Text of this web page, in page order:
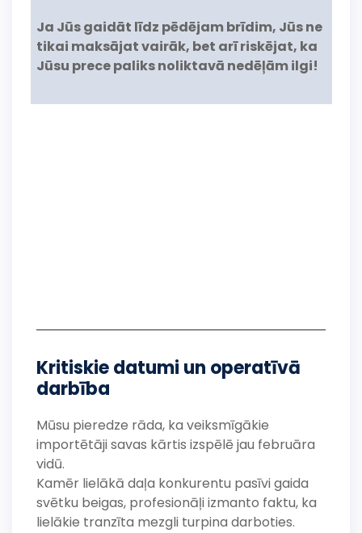
Ja Jūs gaidāt līdz pēdējam brīdim, Jūs ne
tikai maksājat vairāk, bet arī riskējat, ka
Jūsu prece paliks noliktavā nedēļām ilgi!
Kritiskie datumi un operatīvā
darbība
Mūsu pieredze rāda, ka veiksmīgākie
importētāji savas kārtis izspēlē jau februāra
vidū.
Kamēr lielākā daļa konkurentu pasīvi gaida
svētku beigas, profesionāļi izmanto faktu, ka
lielākie tranzīta mezgli turpina darboties.